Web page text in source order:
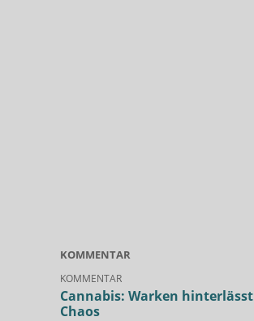
KOMMENTAR
KOMMENTAR
Cannabis: Warken hinterlässt
Chaos